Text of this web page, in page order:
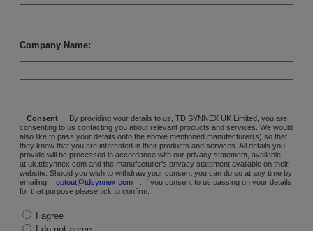
Company Name:
Consent
: By providing your details to us, TD SYNNEX UK Limited, you are
consenting to us contacting you about relevant products and services. We would
also like to pass your details onto the above mentioned manufacturer(s) so that
they know that you are interested in their products and services. All details you
provide will be processed in accordance with our privacy statement, available
at uk.tdsynnex.com and the manufacturer’s privacy statement available on their
website. Should you wish to withdraw your consent you can do so at any time by
emailing
optout@tdsynnex.com
. If you consent to us passing on your details
for that purpose please tick to confirm:
I agree